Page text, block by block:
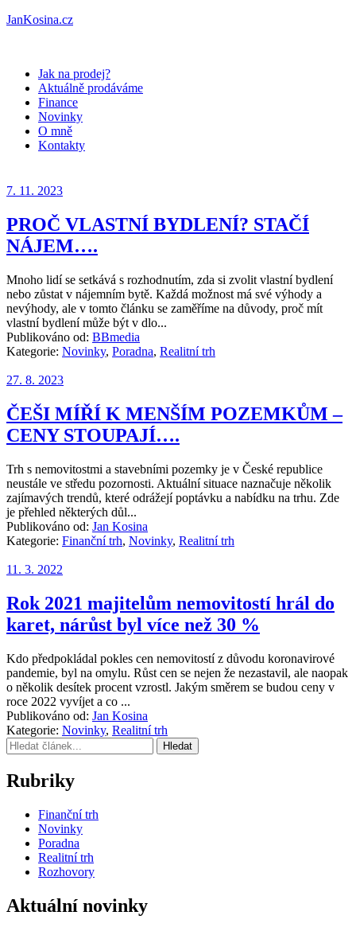
JanKosina.cz
Jak na prodej?
Aktuálně prodáváme
Finance
Novinky
O mně
Kontakty
7. 11. 2023
PROČ VLASTNÍ BYDLENÍ? STAČÍ
NÁJEM….
Mnoho lidí se setkává s rozhodnutím, zda si zvolit vlastní bydlení
nebo zůstat v nájemním bytě. Každá možnost má své výhody a
nevýhody, ale v tomto článku se zaměříme na důvody, proč mít
vlastní bydlení může být v dlo...
Publikováno od: BBmedia
Kategorie: Novinky, Poradna, Realitní trh
27. 8. 2023
ČEŠI MÍŘÍ K MENŠÍM POZEMKŮM –
CENY STOUPAJÍ….
Trh s nemovitostmi a stavebními pozemky je v České republice
neustále ve středu pozornosti. Aktuální situace naznačuje několik
zajímavých trendů, které odrážejí poptávku a nabídku na trhu. Zde
je přehled některých důl...
Publikováno od: Jan Kosina
Kategorie: Finanční trh, Novinky, Realitní trh
11. 3. 2022
Rok 2021 majitelům nemovitostí hrál do
karet, nárůst byl více než 30 %
Kdo předpokládal pokles cen nemovitostí z důvodu koronavirové
pandemie, byl na omylu. Růst cen se nejen že nezastavil, ale naopak
o několik desítek procent vzrostl. Jakým směrem se budou ceny v
roce 2022 vyvíjet a co ...
Publikováno od: Jan Kosina
Kategorie: Novinky, Realitní trh
Hledat
Rubriky
Finanční trh
Novinky
Poradna
Realitní trh
Rozhovory
Aktuální novinky